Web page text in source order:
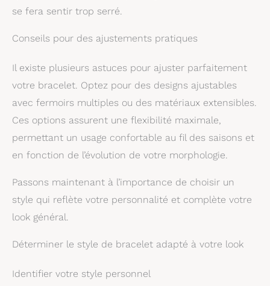
se fera sentir trop serré.
Conseils pour des ajustements pratiques
Il existe plusieurs astuces pour ajuster parfaitement
votre bracelet. Optez pour des designs ajustables
avec fermoirs multiples ou des matériaux extensibles.
Ces options assurent une flexibilité maximale,
permettant un usage confortable au fil des saisons et
en fonction de l’évolution de votre morphologie.
Passons maintenant à l’importance de choisir un
style qui reflète votre personnalité et complète votre
look général.
Déterminer le style de bracelet adapté à votre look
Identifier votre style personnel